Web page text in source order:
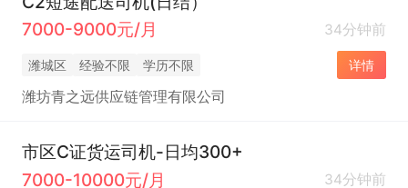
7000-9000元/月
34分钟前
潍城区 经验不限 学历不限 详情
潍坊青之远供应链管理有限公司
市区C证货运司机-日均300+
7000-10000元/月
34分钟前